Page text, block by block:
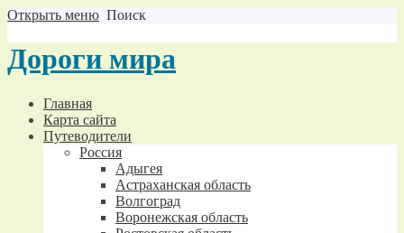
Открыть меню Поиск
Дороги мира
Главная
Карта сайта
Путеводители
Россия
Адыгея
Астраханская область
Волгоград
Воронежская область